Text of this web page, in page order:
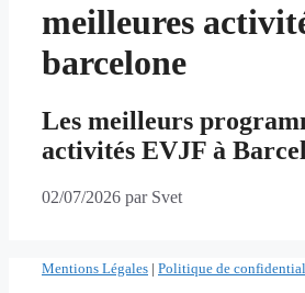
meilleures
barcelone
Les meilleurs
activités EVJF à
02/07/2026 par Svet
Mentions Légales | Politique de